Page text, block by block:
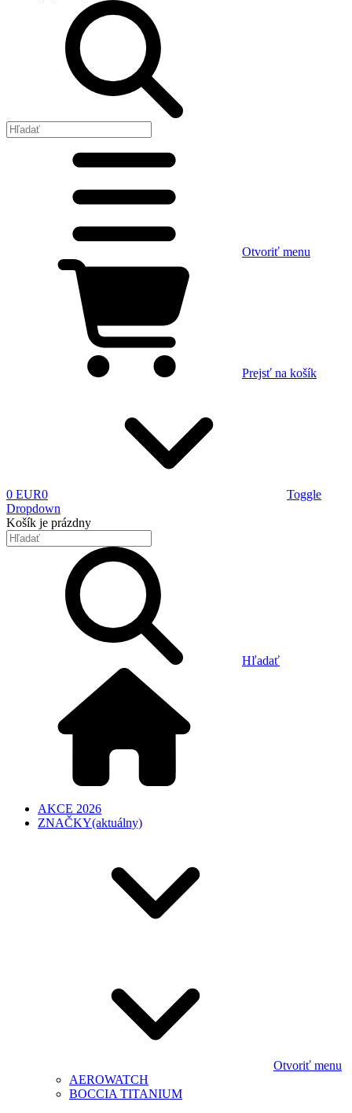
Otvoriť menu
Prejsť na košík
0 EUR0
Toggle
Dropdown
Košík je prázdny
Hľadať
AKCE 2026
ZNAČKY(aktuálny)
Otvoriť menu
AEROWATCH
BOCCIA TITANIUM